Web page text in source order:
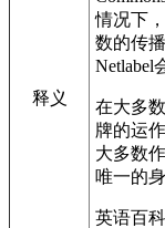
释义
情况下
数的传
Netlabel
在大多
牌的运
大多数
唯一的
英语百科